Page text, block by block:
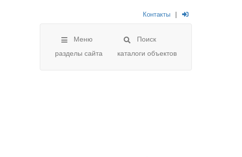
Контакты |
Меню
разделы сайта
Поиск
каталоги объектов